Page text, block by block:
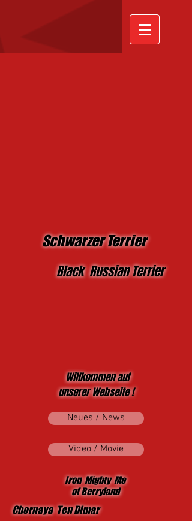
Schwarzer Terrier
Black Russian Terrier
Willkommen auf
unserer Webseite !
Neues / News
Video / Movie
Iron Mighty Mo
of Berryland
Chornaya Ten Dimar